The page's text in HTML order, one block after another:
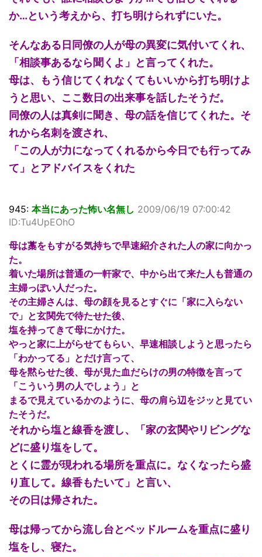
か…という考えから、打ち明けられずにいた。
そんなある日同僚の人が母の異変に気付いてくれ、
「相談事あるなら聞くよ」と言ってくれた。
母は、もう信じてくれなくてもいいから打ち明けよ
うと思い、ここ数日の出来事を話したそうだ。
同僚の人は真剣に聞き、母の話を信じてくれた。そ
れから名刺を渡され、
「この人が力になってくれるから今日でも行ってみ
て」とアドバイスをくれた
945: 本当にあった怖い名無し 2009/06/19 07:00:42
ID:Tu4UpEOhO
母は藁をもすがる気持ちで早速紹介された人の家に向かっ
た。
着いた場所は普通の一軒家で、中から出て来た人も普通の
主婦っぽい人だった。
その主婦さんは、母の顔を見るとすぐに「家に入らない
で」と玄関先で待たせた後、
塩を持ってきて母にかけた。
やっと家に上がらせてもらい、早速相談しようと思ったら
「わかってる」とだけ言って、
母を黙らせた後、母が見た血だらけの男の特徴を言って
「こういう男の人でしょう」と
まるで見えているかのように、母の肩ら辺をジッと見てい
たそうだ。
それから塩と線香を渡し、「家の玄関やリビングな
どに盛り塩をして。
とくに霊が現われる場所を重点に。なくなったら盛
り直して。線香もたいて」と言い、
その日は帰された。
母は帰ってから流し台とベッドルームを重点に盛り
塩をし、寝た。